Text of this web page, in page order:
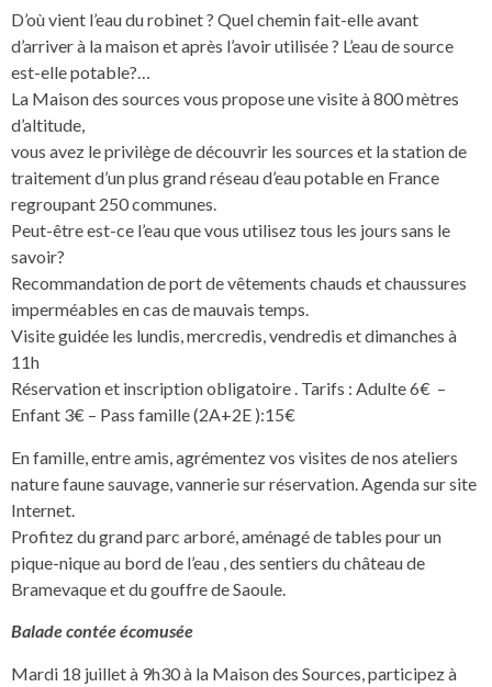
D’où vient l’eau du robinet ? Quel chemin fait-elle avant
d’arriver à la maison et après l’avoir utilisée ? L’eau de source
est-elle potable?…
La Maison des sources vous propose une visite à 800 mètres
d’altitude,
vous avez le privilège de découvrir les sources et la station de
traitement d’un plus grand réseau d’eau potable en France
regroupant 250 communes.
Peut-être est-ce l’eau que vous utilisez tous les jours sans le
savoir?
Recommandation de port de vêtements chauds et chaussures
imperméables en cas de mauvais temps.
Visite guidée les lundis, mercredis, vendredis et dimanches à
11h
Réservation et inscription obligatoire . Tarifs : Adulte 6€ –
Enfant 3€ – Pass famille (2A+2E ):15€
En famille, entre amis, agrémentez vos visites de nos ateliers
nature faune sauvage, vannerie sur réservation. Agenda sur site
Internet.
Profitez du grand parc arboré, aménagé de tables pour un
pique-nique au bord de l’eau , des sentiers du château de
Bramevaque et du gouffre de Saoule.
Balade contée écomusée
Mardi 18 juillet à 9h30 à la Maison des Sources, participez à